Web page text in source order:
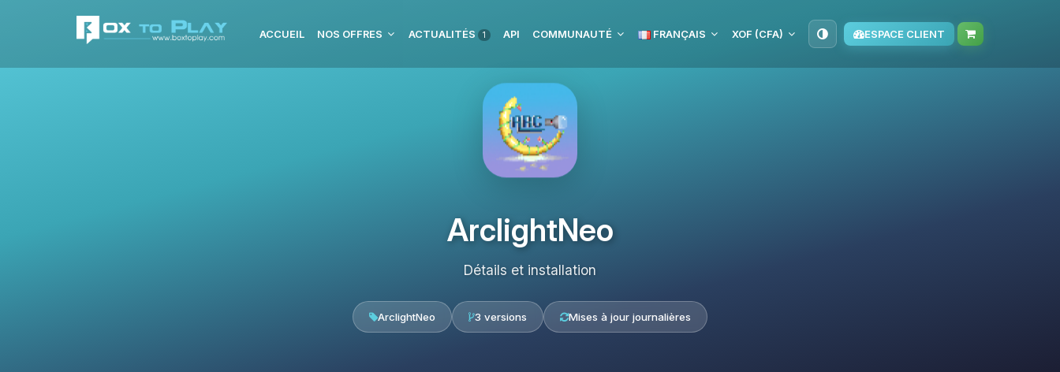
ACCUEIL NOS OFFRES ACTUALITÉS 1 API COMMUNAUTÉ FRANÇAIS XOF (CFA) ESPACE CLIENT
ArclightNeo
Détails et installation
ArclightNeo 3 versions Mises à jour journalières